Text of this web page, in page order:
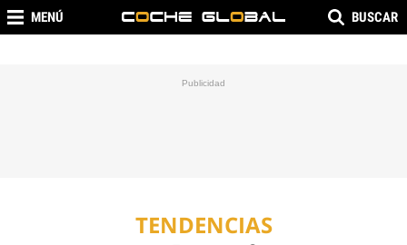
MENÚ BUSCAR
TENDENCIAS